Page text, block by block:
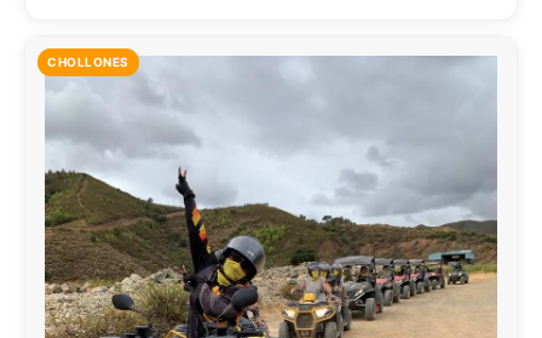
CHOLLONES